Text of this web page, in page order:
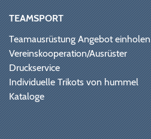
TEAMSPORT
Teamausrüstung Angebot einholen
Vereinskooperation/Ausrüster
Druckservice
Individuelle Trikots von hummel
Kataloge